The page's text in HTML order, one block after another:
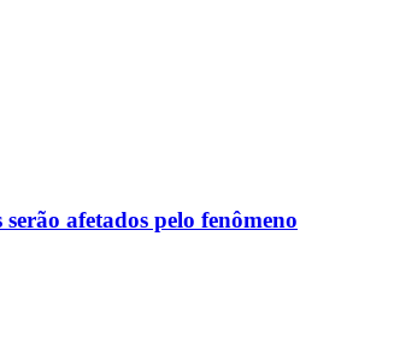
afetados pelo fenômeno